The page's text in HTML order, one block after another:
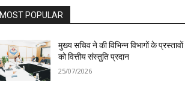
MOST POPULAR
मुख्य सचिव ने की विभिन्न विभागों के प्रस्तावों
को वित्तीय संस्तुति प्रदान
25/07/2026